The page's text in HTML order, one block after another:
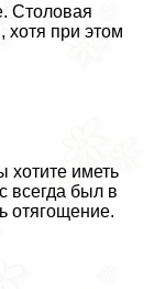
Столовая
при этом
хотите иметь
всегда был в
отягощение.